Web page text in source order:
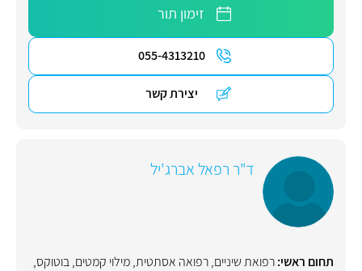
זימון תור
055-4313210
יצירת קשר
ד"ר רפאל אברג'יל
תחום ראשי:רפואת שיניים,רפואה אסתטית,מילוי קמטים,בוטוקס,